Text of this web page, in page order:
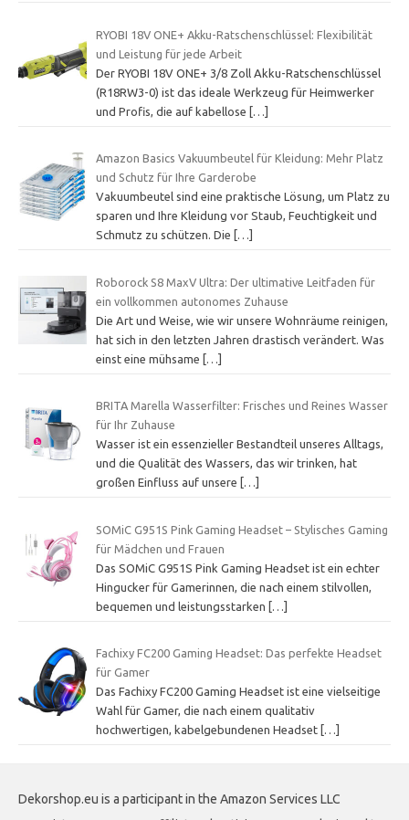
RYOBI 18V ONE+ Akku-Ratschenschlüssel: Flexibilität
und Leistung für jede Arbeit
Der RYOBI 18V ONE+ 3/8 Zoll Akku-Ratschenschlüssel
(R18RW3-0) ist das ideale Werkzeug für Heimwerker
und Profis, die auf kabellose […]
Amazon Basics Vakuumbeutel für Kleidung: Mehr Platz
und Schutz für Ihre Garderobe
Vakuumbeutel sind eine praktische Lösung, um Platz zu
sparen und Ihre Kleidung vor Staub, Feuchtigkeit und
Schmutz zu schützen. Die
[…]
Roborock S8 MaxV Ultra: Der ultimative Leitfaden für
ein vollkommen autonomes Zuhause
Die Art und Weise, wie wir unsere Wohnräume reinigen,
hat sich in den letzten Jahren drastisch verändert. Was
einst eine mühsame […]
BRITA Marella Wasserfilter: Frisches und Reines Wasser
für Ihr Zuhause
Wasser ist ein essenzieller Bestandteil unseres Alltags,
und die Qualität des Wassers, das wir trinken, hat
großen Einfluss auf unsere
[…]
SOMiC G951S Pink Gaming Headset – Stylisches Gaming
für Mädchen und Frauen
Das SOMiC G951S Pink Gaming Headset ist ein echter
Hingucker für Gamerinnen, die nach einem stilvollen,
bequemen und leistungsstarken […]
Fachixy FC200 Gaming Headset: Das perfekte Headset
für Gamer
Das Fachixy FC200 Gaming Headset ist eine vielseitige
Wahl für Gamer, die nach einem qualitativ
hochwertigen, kabelgebundenen Headset […]
Dekorshop.eu is a participant in the Amazon Services LLC